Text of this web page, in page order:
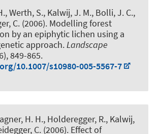
Werth, S., Kalwij, J. M., Bolli, J. C.,
C. (2006). Modelling forest
by an epiphytic lichen using a
approach.Landscape
849-865.
10.1007/s10980-005-5567-7
H. H., Holderegger, R., Kalwij,
C. (2006). Effect of